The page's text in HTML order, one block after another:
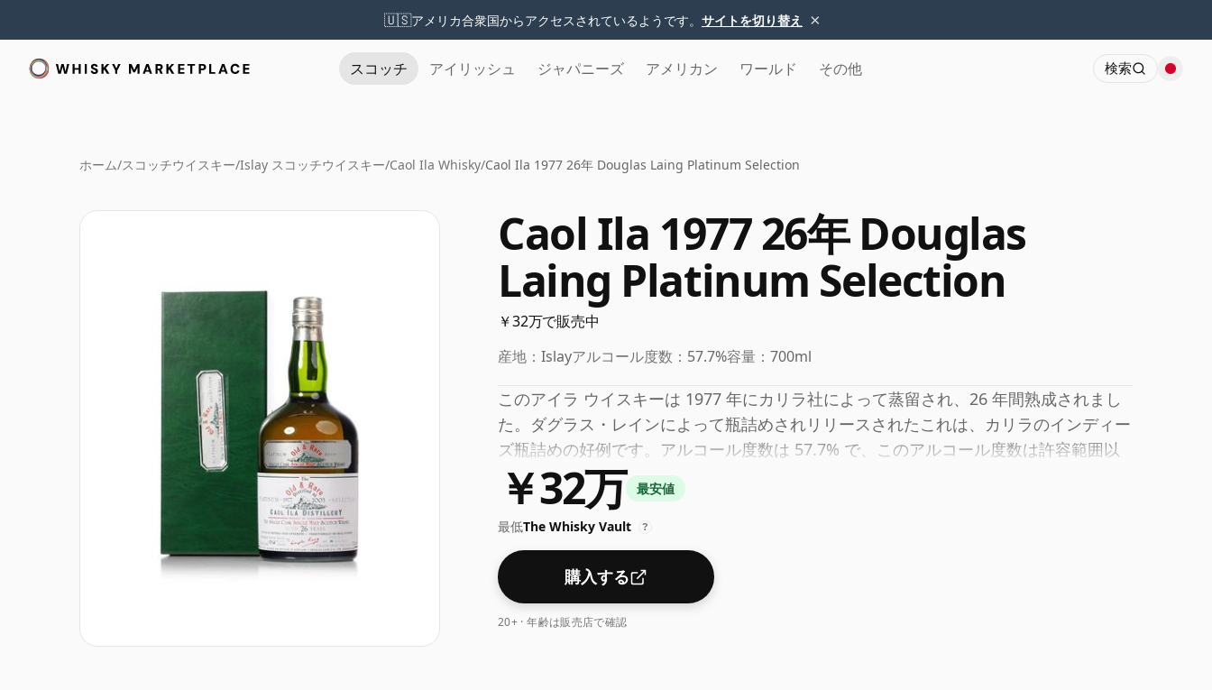
🇺🇸アメリカ合衆国からアクセスされているようです。 サイトを切り替え ×
スコッチ アイリッシュ ジャパニーズ アメリカン ワールド その他 検索
ホーム/スコッチウイスキー/Islay スコッチウイスキー/Caol Ila Whisky/Caol Ila 1977 26年 Douglas Laing Platinum Selection
Caol Ila 1977 26年 Douglas
Laing Platinum Selection
￥32万で販売中
産地： Islayアルコール度数： 57.7%容量： 700ml
このアイラ ウイスキーは 1977 年にカリラ社によって蒸留され、26 年間熟成されまし
た。ダグラス・レインによって瓶詰めされリリースされたこれは、カリラのインディー
ズ瓶詰めの好例です。アルコール度数は 57.7% で、このアルコール度数は許容範囲以
上です。標準発行サイズの70clで瓶詰めされています。
￥32万 最安値
最低The Whisky Vault ?
購入する
20+ · 年齢は販売店で確認